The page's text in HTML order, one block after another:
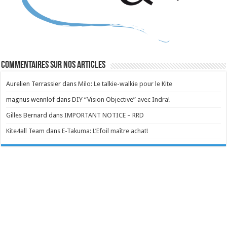
Commentaires sur nos articles
Aurelien Terrassier dansMilo: Le talkie-walkie pour le Kite
magnus wennlof dansDIY “Vision Objective” avec Indra!
Gilles Bernard dansIMPORTANT NOTICE – RRD
Kite4all Team dansE-Takuma: L’Efoil maître achat!